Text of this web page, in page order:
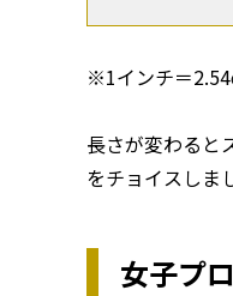
※1インチ＝
長さが変わると
をチョイスしま
女子プ